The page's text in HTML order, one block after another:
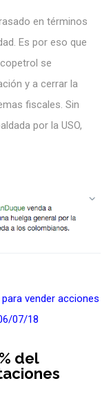
en términos
Es por eso que
se
y a cerrar la
fiscales. Sin
por la USO,
vender acciones
07/18
del